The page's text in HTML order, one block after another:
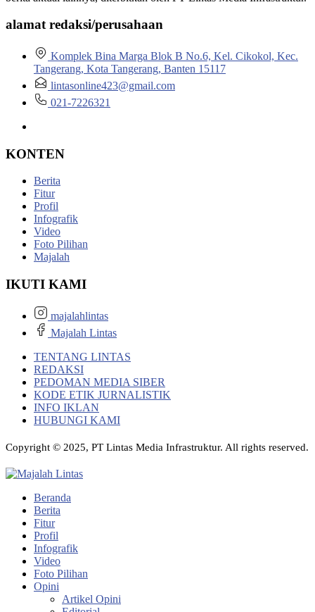
alamat redaksi/perusahaan
Komplek Bina Marga Blok B No.6, Kel. Cikokol, Kec.
Tangerang, Kota Tangerang, Banten 15117
lintasonline423@gmail.com
021-7226321
KONTEN
Berita
Fitur
Profil
Infografik
Video
Foto Pilihan
Majalah
IKUTI KAMI
majalahlintas
Majalah Lintas
TENTANG LINTAS
REDAKSI
PEDOMAN MEDIA SIBER
KODE ETIK JURNALISTIK
INFO IKLAN
HUBUNGI KAMI
Copyright © 2025, PT Lintas Media Infrastruktur. All rights reserved.
Beranda
Berita
Fitur
Profil
Infografik
Video
Foto Pilihan
Opini
Artikel Opini